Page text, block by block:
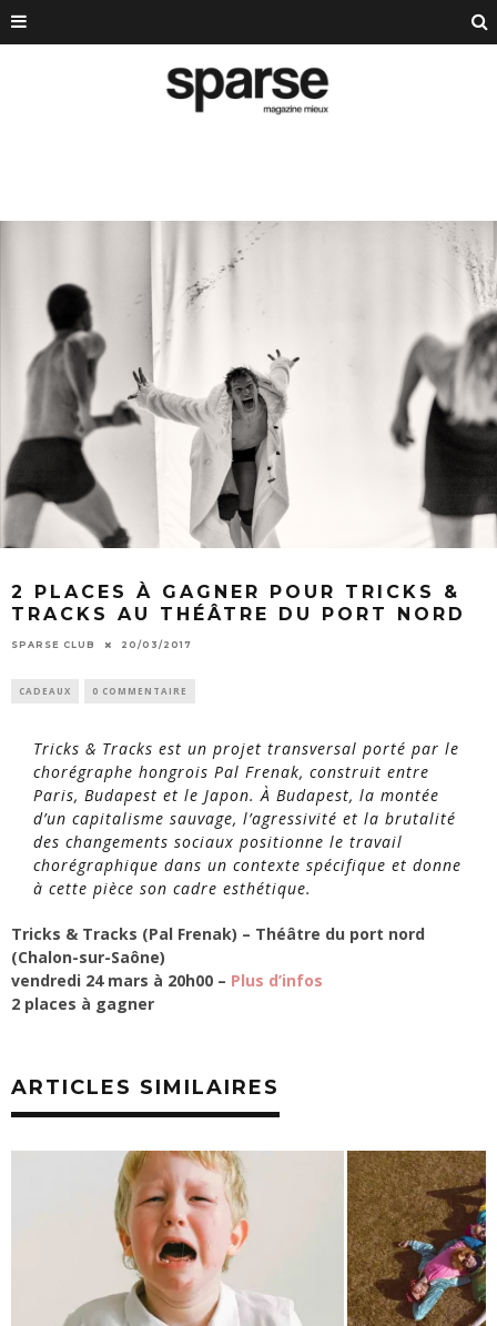
2 PLACES À GAGNER POUR TRICKS &
TRACKS AU THÉÂTRE DU PORT NORD
SPARSE CLUB 20/03/2017
CADEAUX 0 COMMENTAIRE
Tricks & Tracks est un projet transversal porté par le
chorégraphe hongrois Pal Frenak, construit entre
Paris, Budapest et le Japon. À Budapest, la montée
d’un capitalisme sauvage, l’agressivité et la brutalité
des changements sociaux positionne le travail
chorégraphique dans un contexte spécifique et donne
à cette pièce son cadre esthétique.
Tricks & Tracks (Pal Frenak) – Théâtre du port nord
(Chalon-sur-Saône)
vendredi 24 mars à 20h00 – Plus d’infos
2 places à gagner
ARTICLES SIMILAIRES